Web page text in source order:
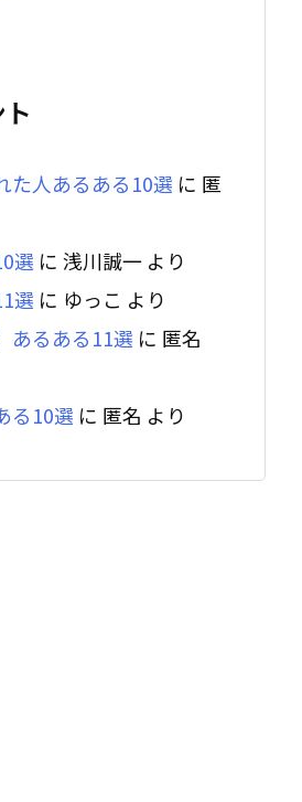
た人あるある10選 に 匿
選 に 浅川誠一 より
選 に ゆっこ より
あるある11選 に 匿名
る10選 に 匿名 より